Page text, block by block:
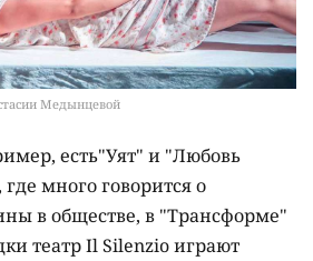
Медынцевой
есть"Уят" и "Любовь
много говорится о
в обществе, в "Трансформе"
театр Il Silenzio играют